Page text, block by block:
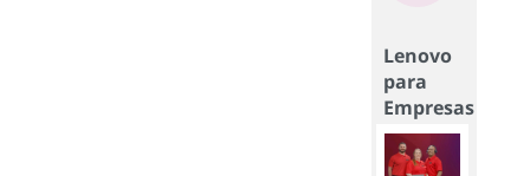
Lenovo
para
Empresas